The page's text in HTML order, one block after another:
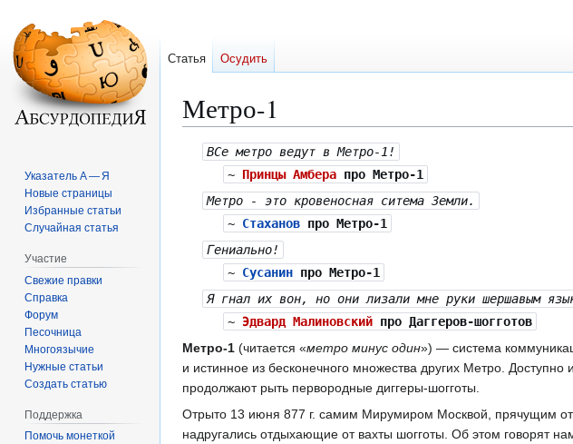
Метро-1
Перейти
навигации
Перейти
поиску
ВСе метро ведут в Метро-1!
~ Принцы Амберапро Метро-1
Метро - это кровеносная ситема Земли.
~ Стахановпро Метро-1
Гениально!
~ Сусанинпро Метро-1
Я гнал их вон, но они лизали мне руки шершавым
~ Эдвард Малиновскийпро Даггеров-шогготов
Метро-1 (читается «метро минус один») — система
и истинное из бесконечного множества других Метро.
продолжают рыть первородные диггеры-шогготы.
Отрыто 13 июня 877 г. самим Мирумиром Москвой, прячущим
надругались отдыхающие от вахты шогготы. Об этом говорят
Статья Осудить
Указатель А — Я
Новые страницы
Избранные статьи
Случайная статья
Участие
Свежие правки
Справка
Форум
Песочница
Многоязычие
Нужные статьи
Создать статью
Поддержка
Помочь монеткой